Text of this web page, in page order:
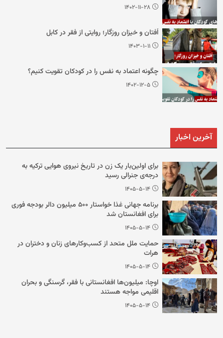
۱۴۰۲-۱۱-۲۸
اُفتان و خیزان روزگار؛ روایتی از فقر در کابل
۱۴۰۳-۱-۱۱
چگونه اعتماد به نفس را در کودکان تقویت کنیم؟
۱۴۰۲-۱۲-۵
آخرین اخبار
برای اولین‌بار یک زن در تاریخ نیروی هوایی ترکیه به
درجه‌ی جنرالی رسید
۱۴۰۵-۵-۱۴
برنامه جهانی غذا خواستار ۵۰۰ میلیون دالر بودجه فوری
برای افغانستان شد
۱۴۰۵-۵-۱۴
حمایت ملل متحد از کسب‌وکارهای زنان و دختران در
هرات
۱۴۰۵-۵-۱۴
اوچا: میلیون‌ها افغانستانی با فقر، گرسنگی و بحران
اقلیمی مواجه هستند
۱۴۰۵-۵-۱۴